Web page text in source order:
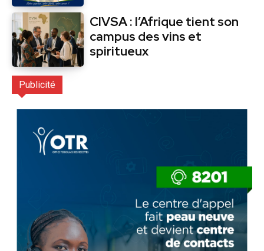
CIVSA : l’Afrique tient son
campus des vins et
spiritueux
Publicité